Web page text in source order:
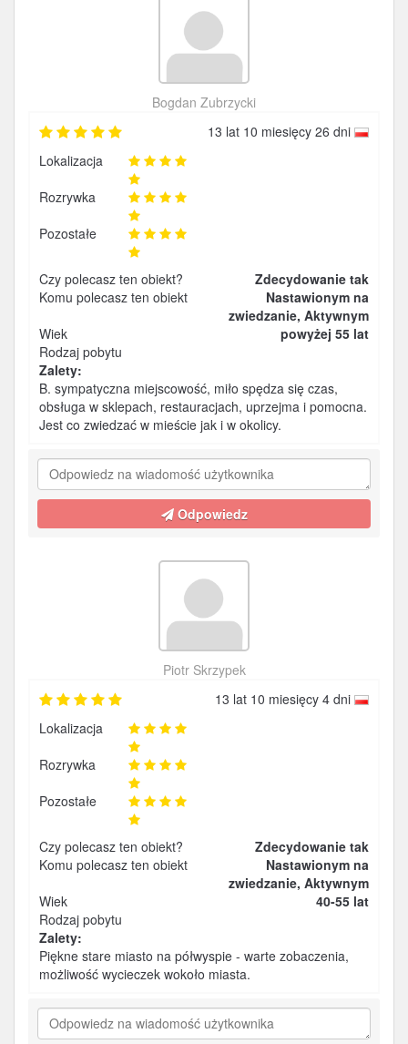
Bogdan Zubrzycki
13 lat 10 miesięcy 26 dni
Lokalizacja
Rozrywka
Pozostałe
Czy polecasz ten obiekt?
Zdecydowanie tak
Komu polecasz ten obiekt
Nastawionym na
zwiedzanie, Aktywnym
Wiek
powyżej 55 lat
Rodzaj pobytu
Zalety:
B. sympatyczna miejscowość, miło spędza się czas,
obsługa w sklepach, restauracjach, uprzejma i pomocna.
Jest co zwiedzać w mieście jak i w okolicy.
Odpowiedz
Piotr Skrzypek
13 lat 10 miesięcy 4 dni
Lokalizacja
Rozrywka
Pozostałe
Czy polecasz ten obiekt?
Zdecydowanie tak
Komu polecasz ten obiekt
Nastawionym na
zwiedzanie, Aktywnym
Wiek
40-55 lat
Rodzaj pobytu
Zalety:
Piękne stare miasto na półwyspie - warte zobaczenia,
możliwość wycieczek wokoło miasta.